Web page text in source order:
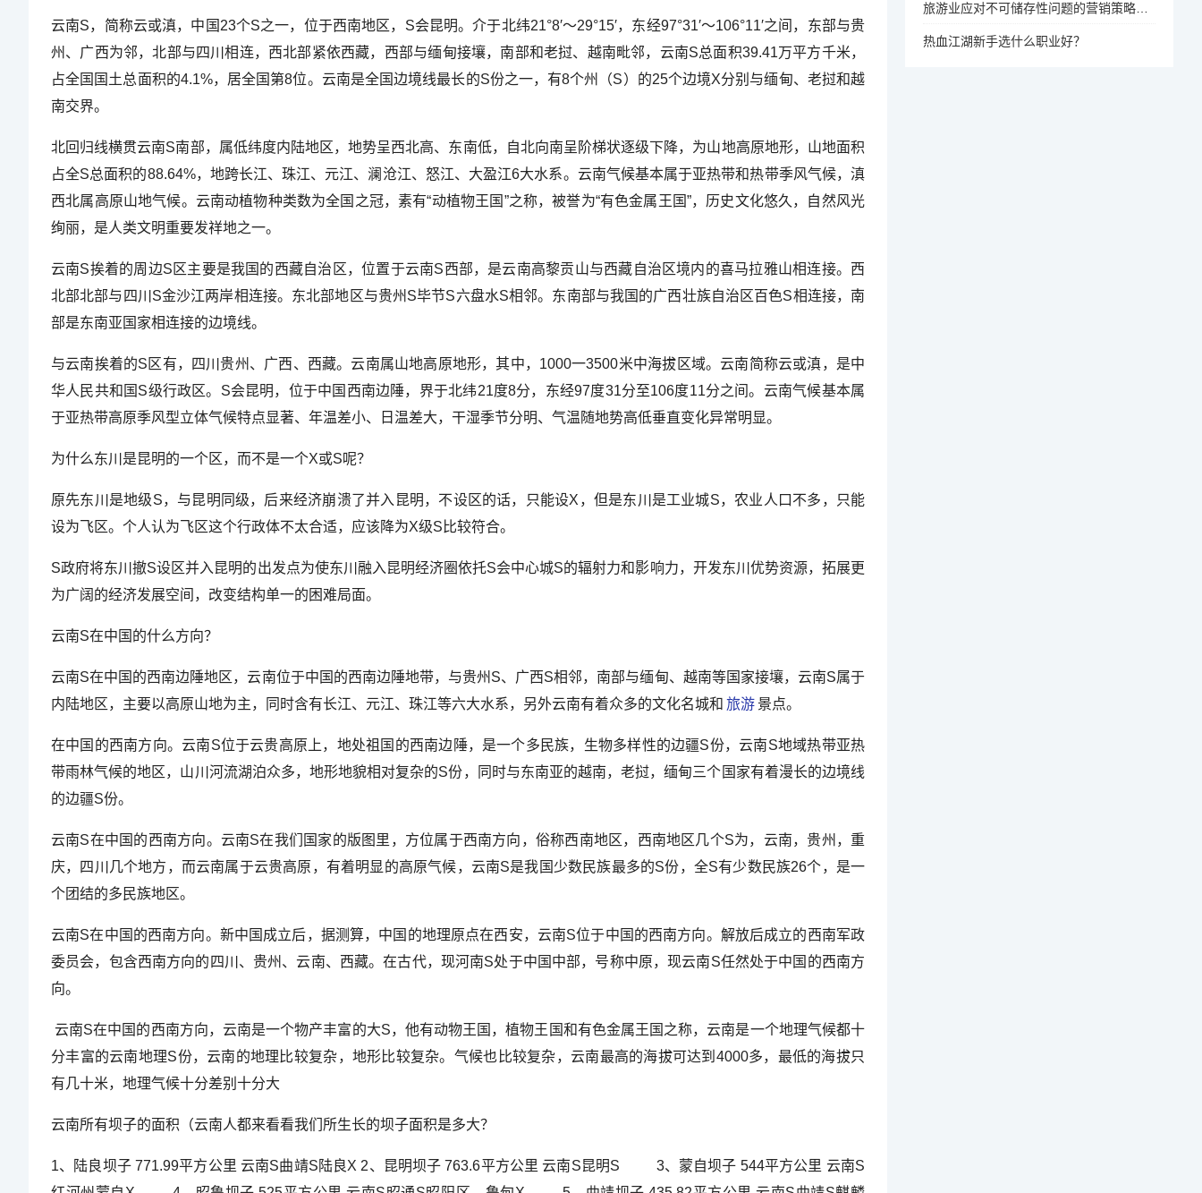
云南S，简称云或滇，中国23个S之一，位于西南地区，S会昆明。介于北纬21°8′～29°15′，东经97°31′～106°11′之间，东部与贵
州、广西为邻，北部与四川相连，西北部紧依西藏，西部与缅甸接壤，南部和老挝、越南毗邻，云南S总面积39.41万平方千米，
占全国国土总面积的4.1%，居全国第8位。云南是全国边境线最长的S份之一，有8个州（S）的25个边境X分别与缅甸、老挝和越
南交界。
北回归线横贯云南S南部，属低纬度内陆地区，地势呈西北高、东南低，自北向南呈阶梯状逐级下降，为山地高原地形，山地面积
占全S总面积的88.64%，地跨长江、珠江、元江、澜沧江、怒江、大盈江6大水系。云南气候基本属于亚热带和热带季风气候，滇
西北属高原山地气候。云南动植物种类数为全国之冠，素有“动植物王国”之称，被誉为“有色金属王国”，历史文化悠久，自然风光
绚丽，是人类文明重要发祥地之一。
云南S挨着的周边S区主要是我国的西藏自治区，位置于云南S西部，是云南高黎贡山与西藏自治区境内的喜马拉雅山相连接。西
北部北部与四川S金沙江两岸相连接。东北部地区与贵州S毕节S六盘水S相邻。东南部与我国的广西壮族自治区百色S相连接，南
部是东南亚国家相连接的边境线。
与云南挨着的S区有，四川贵州、广西、西藏。云南属山地高原地形，其中，1000一3500米中海拔区域。云南简称云或滇，是中
华人民共和国S级行政区。S会昆明，位于中国西南边陲，界于北纬21度8分，东经97度31分至106度11分之间。云南气候基本属
于亚热带高原季风型立体气候特点显著、年温差小、日温差大，干湿季节分明、气温随地势高低垂直变化异常明显。
为什么东川是昆明的一个区，而不是一个X或S呢？
原先东川是地级S，与昆明同级，后来经济崩溃了并入昆明，不设区的话，只能设X，但是东川是工业城S，农业人口不多，只能
设为飞区。个人认为飞区这个行政体不太合适，应该降为X级S比较符合。
S政府将东川撤S设区并入昆明的出发点为使东川融入昆明经济圈依托S会中心城S的辐射力和影响力，开发东川优势资源，拓展更
为广阔的经济发展空间，改变结构单一的困难局面。
云南S在中国的什么方向？
云南S在中国的西南边陲地区，云南位于中国的西南边陲地带，与贵州S、广西S相邻，南部与缅甸、越南等国家接壤，云南S属于
内陆地区，主要以高原山地为主，同时含有长江、元江、珠江等六大水系，另外云南有着众多的文化名城和 旅游景点。
在中国的西南方向。云南S位于云贵高原上，地处祖国的西南边陲，是一个多民族，生物多样性的边疆S份，云南S地域热带亚热
带雨林气候的地区，山川河流湖泊众多，地形地貌相对复杂的S份，同时与东南亚的越南，老挝，缅甸三个国家有着漫长的边境线
的边疆S份。
云南S在中国的西南方向。云南S在我们国家的版图里，方位属于西南方向，俗称西南地区，西南地区几个S为，云南，贵州，重
庆，四川几个地方，而云南属于云贵高原，有着明显的高原气候，云南S是我国少数民族最多的S份，全S有少数民族26个，是一
个团结的多民族地区。
云南S在中国的西南方向。新中国成立后，据测算，中国的地理原点在西安，云南S位于中国的西南方向。解放后成立的西南军政
委员会，包含西南方向的四川、贵州、云南、西藏。在古代，现河南S处于中国中部，号称中原，现云南S任然处于中国的西南方
向。
云南S在中国的西南方向，云南是一个物产丰富的大S，他有动物王国，植物王国和有色金属王国之称，云南是一个地理气候都十
分丰富的云南地理S份，云南的地理比较复杂，地形比较复杂。气候也比较复杂，云南最高的海拔可达到4000多，最低的海拔只
有几十米，地理气候十分差别十分大
云南所有坝子的面积（云南人都来看看我们所生长的坝子面积是多大？
1、陆良坝子 771.99平方公里 云南S曲靖S陆良X 2、昆明坝子 763.6平方公里 云南S昆明S 3、蒙自坝子 544平方公里 云南S
旅游业应对不可储存性问题的营销策略有哪些？
热血江湖新手选什么职业好？